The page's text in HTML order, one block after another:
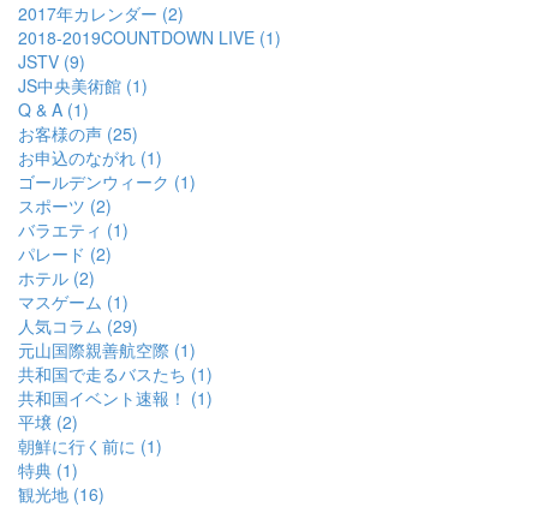
2017年カレンダー (2)
2018-2019COUNTDOWN LIVE (1)
JSTV (9)
JS中央美術館 (1)
Q & A (1)
お客様の声 (25)
お申込のながれ (1)
ゴールデンウィーク (1)
スポーツ (2)
バラエティ (1)
パレード (2)
ホテル (2)
マスゲーム (1)
人気コラム (29)
元山国際親善航空際 (1)
共和国で走るバスたち (1)
共和国イベント速報！ (1)
平壌 (2)
朝鮮に行く前に (1)
特典 (1)
観光地 (16)